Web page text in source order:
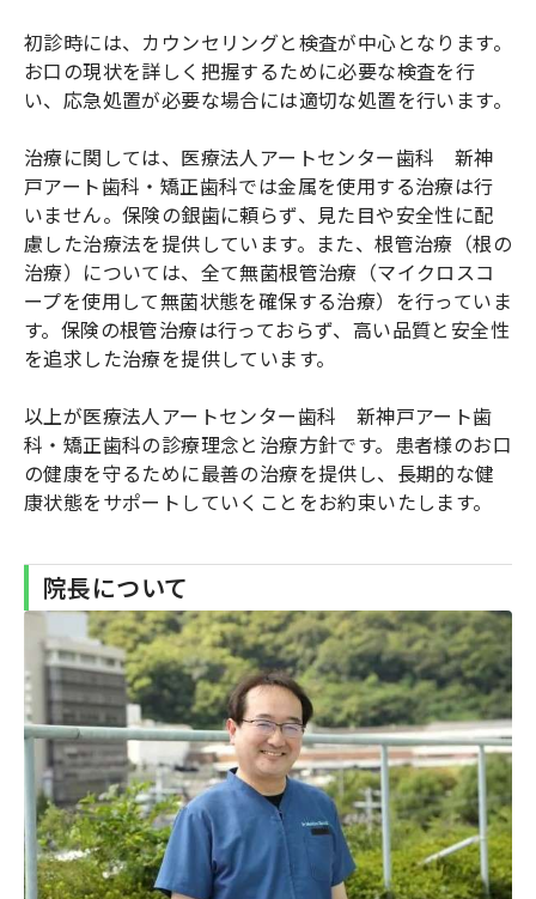
初診時には、カウンセリングと検査が中心となります。
お口の現状を詳しく把握するために必要な検査を行
い、応急処置が必要な場合には適切な処置を行います。
治療に関しては、医療法人アートセンター歯科 新神
戸アート歯科・矯正歯科では金属を使用する治療は行
いません。保険の銀歯に頼らず、見た目や安全性に配
慮した治療法を提供しています。また、根管治療（根の
治療）については、全て無菌根管治療（マイクロスコ
ープを使用して無菌状態を確保する治療）を行っていま
す。保険の根管治療は行っておらず、高い品質と安全性
を追求した治療を提供しています。
以上が医療法人アートセンター歯科 新神戸アート歯
科・矯正歯科の診療理念と治療方針です。患者様のお口
の健康を守るために最善の治療を提供し、長期的な健
康状態をサポートしていくことをお約束いたします。
院長について